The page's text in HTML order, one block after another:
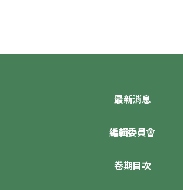
最新消息
編輯委員會
卷期目次